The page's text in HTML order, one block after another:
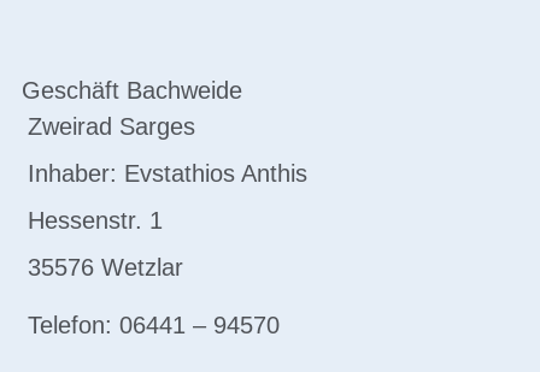
Geschäft Bachweide
Zweirad Sarges
Inhaber: Evstathios Anthis
Hessenstr. 1
35576 Wetzlar
Telefon: 06441 – 94570